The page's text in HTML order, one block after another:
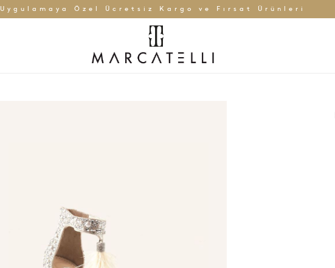
Uygulamaya Özel Ücretsiz Kargo ve Fırsat Ürünleri